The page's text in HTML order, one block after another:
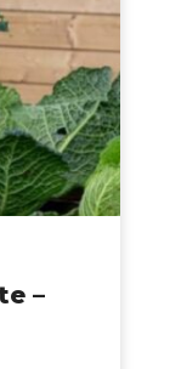
–